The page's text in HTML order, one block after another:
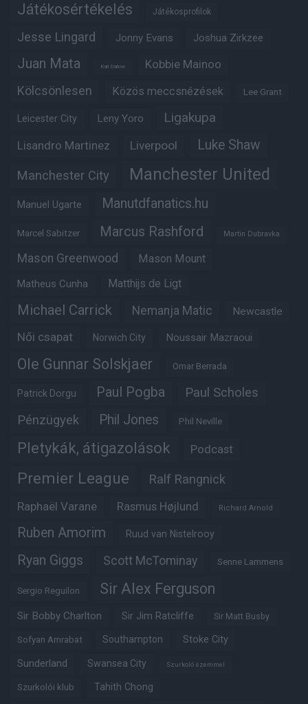
Játékosértékelés Játékosprofilok
Jesse Lingard Jonny Evans Joshua Zirkzee
Juan Mata Karl Darlow Kobbie Mainoo
Kölcsönlesen Közös meccsnézések Lee Grant
Leicester City Leny Yoro Ligakupa
Lisandro Martinez Liverpool Luke Shaw
Manchester City Manchester United
Manuel Ugarte Manutdfanatics.hu
Marcel Sabitzer Marcus Rashford Martin Dubravka
Mason Greenwood Mason Mount
Matheus Cunha Matthijs de Ligt
Michael Carrick Nemanja Matic Newcastle
Női csapat Norwich City Noussair Mazraoui
Ole Gunnar Solskjaer Omar Berrada
Patrick Dorgu Paul Pogba Paul Scholes
Pénzügyek Phil Jones Phil Neville
Pletykák, átigazolások Podcast
Premier League Ralf Rangnick
Raphaël Varane Rasmus Højlund Richard Arnold
Ruben Amorim Ruud van Nistelrooy
Ryan Giggs Scott McTominay Senne Lammens
Sergio Reguilon Sir Alex Ferguson
Sir Bobby Charlton Sir Jim Ratcliffe Sir Matt Busby
Sofyan Amrabat Southampton Stoke City
Sunderland Swansea City Szurkoló szemmel
Szurkolói klub Tahith Chong